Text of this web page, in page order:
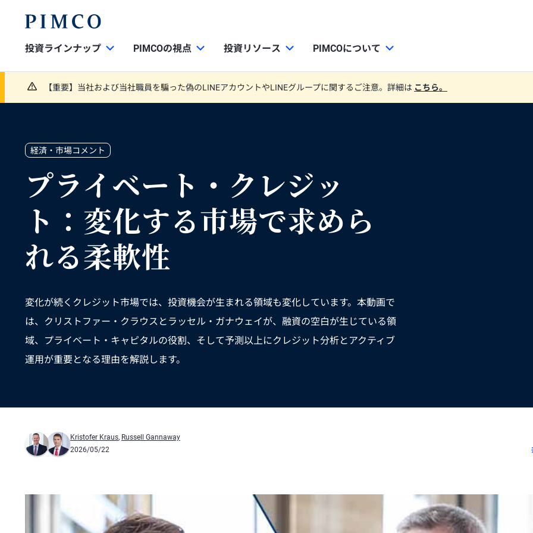
投資ラインナップ PIMCOの視点 投資リソース PIMCOについて
【重要】当社および当社職員を騙った偽のLINEアカウントやLINEグループに関するご注意。詳細は こちら。
経済・市場コメント
プライベート・クレジッ
ト：変化する市場で求めら
れる柔軟性
変化が続くクレジット市場では、投資機会が生まれる領域も変化しています。本動画で
は、クリストファー・クラウスとラッセル・ガナウェイが、融資の空白が生じている領
域、プライベート・キャピタルの役割、そして予測以上にクレジット分析とアクティブ
運用が重要となる理由を解説します。
Kristofer Kraus, Russell Gannaway
2026/05/22